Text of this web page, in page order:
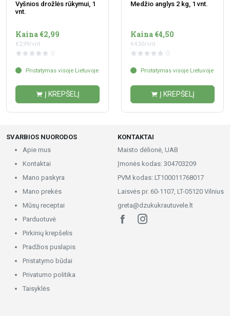
Vyšnios drožlės rūkymui, 1
vnt.
Kaina €2,99
€2,99/vnt.
0
Pristatymas visoje Lietuvoje
Į KREPŠELĮ
Medžio anglys 2 kg, 1 vnt.
Kaina €4,50
€4,50/vnt.
0
Pristatymas visoje Lietuvoje
Į KREPŠELĮ
SVARBIOS NUORODOS
Apie mus
Kontaktai
Mano paskyra
Mano prekės
Mūsų receptai
Parduotuvė
Pirkinių krepšelis
Pradžios puslapis
Pristatymo būdai
Privatumo politika
Taisyklės
KONTAKTAI
Maisto dėlionė, UAB
Įmonės kodas: 304703209
PVM kodas: LT100011768017
Laisvės pr. 60-1107, LT-05120 Vilnius
greta@dzukukrautuvele.lt